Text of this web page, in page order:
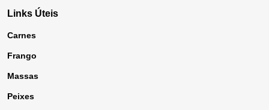
Links Úteis
Carnes
Frango
Massas
Peixes